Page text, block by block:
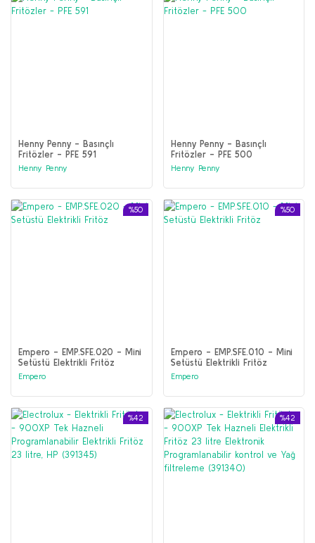
Henny Penny - Basınçlı
Fritözler - PFE 591
Henny Penny
Henny Penny - Basınçlı
Fritözler - PFE 500
Henny Penny
%50
Empero - EMP.SFE.020 - Mini
Setüstü Elektrikli Fritöz
Empero
%50
Empero - EMP.SFE.010 - Mini
Setüstü Elektrikli Fritöz
Empero
%42 %42